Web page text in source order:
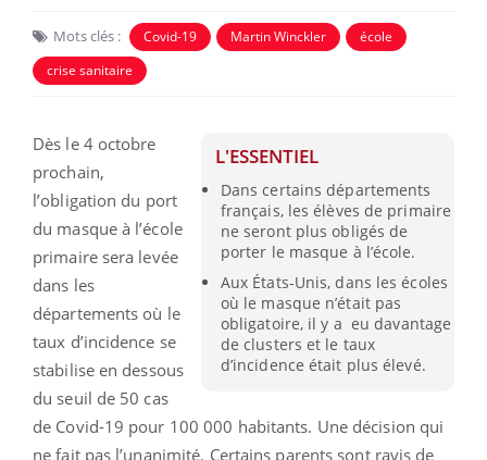
Mots clés : Covid-19 Martin Winckler
école
crise sanitaire
L'ESSENTIEL
Dans certains départements
français, les élèves de primaire
ne seront plus obligés de
porter le masque à l’école.
Aux États-Unis, dans les écoles
où le masque n’était pas
obligatoire, il y a eu davantage
de clusters et le taux
d’incidence était plus élevé.
Dès le 4 octobre
prochain,
l’obligation du port
du masque à l’école
primaire sera levée
dans les
départements où le
taux d’incidence se
stabilise en dessous
du seuil de 50 cas
de Covid-19 pour 100 000 habitants. Une décision qui
ne fait pas l’unanimité. Certains parents sont ravis de